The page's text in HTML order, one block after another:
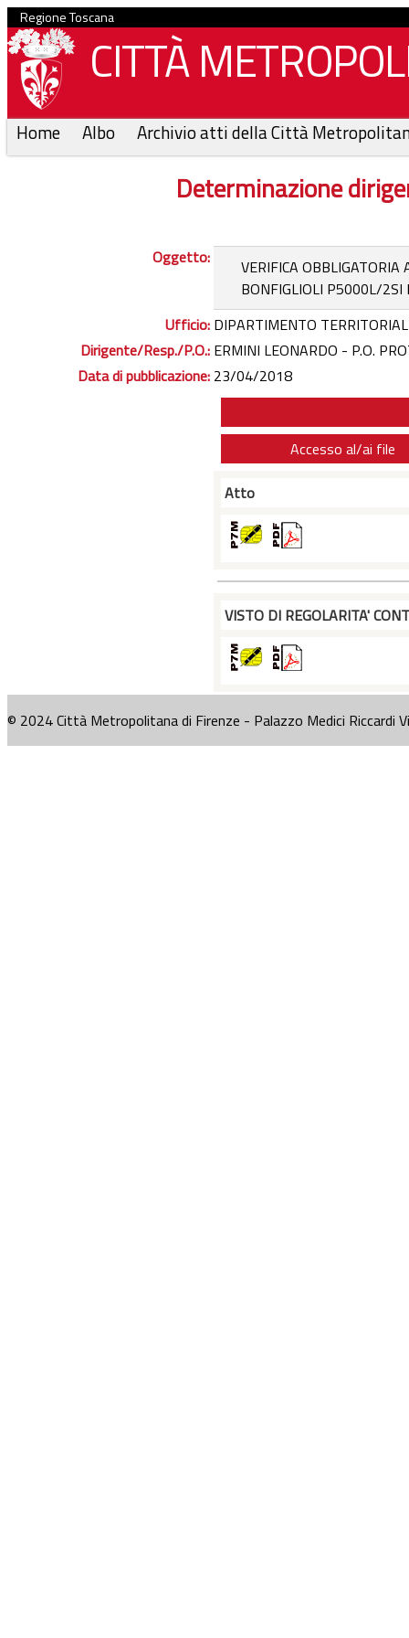
Regione Toscana
CITTÀ
Home Albo Archivio atti della Città
Determinazione
Oggetto:
VERIFICA OBBLIGATORIA
BONFIGLIOLI P5000L/2SI
Ufficio: DIPARTIMENTO
Dirigente/Resp./P.O.: ERMINI LEONARDO - P.O.
Data di pubblicazione: 23/04/2018
Accesso al/ai file
Atto
VISTO DI REGOLARITA'
© 2024 Città Metropolitana di Firenze - Palazzo Medici Riccardi